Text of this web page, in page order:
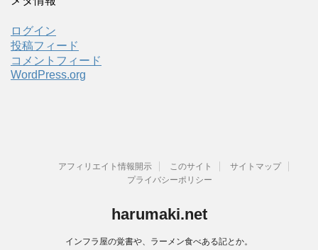
ブ
ログイン
投稿フィード
コメントフィード
WordPress.org
アフィリエイト情報開示 このサイト
サイトマップ
プライバシーポリシー
harumaki.net
インフラ屋の覚書や、ラーメン食べある記とか。